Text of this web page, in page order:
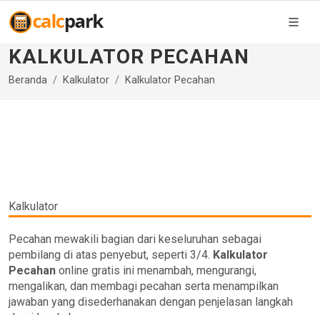
KALKULATOR PECAHAN
Beranda Kalkulator Kalkulator Pecahan
Kalkulator
Pecahan mewakili bagian dari keseluruhan sebagai
pembilang di atas penyebut, seperti 3/4. Kalkulator
Pecahan online gratis ini menambah, mengurangi,
mengalikan, dan membagi pecahan serta menampilkan
jawaban yang disederhanakan dengan penjelasan langkah